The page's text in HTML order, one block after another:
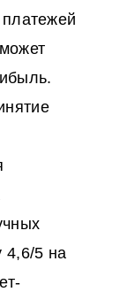
4,6/5 на